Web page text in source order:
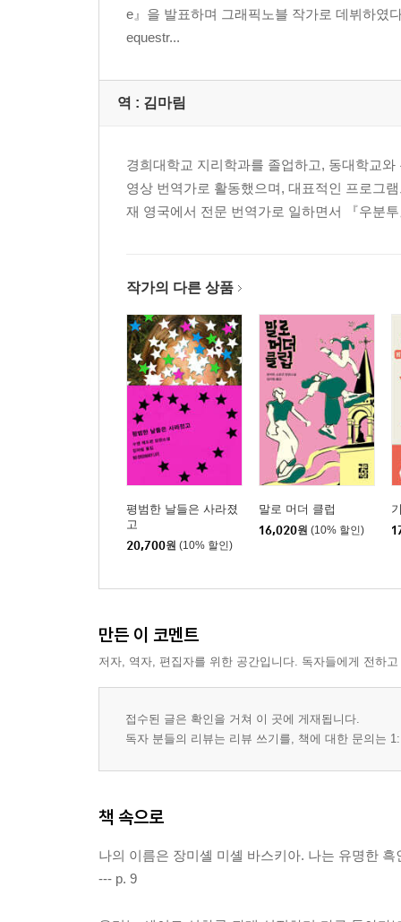
e』을 발표하며 그래픽노블 작가로 데뷔하였
equestr...
역 : 김마림
경희대학교 지리학과를 졸업하고, 동대학교
영상 번역가로 활동했으며, 대표적인 프로그
재 영국에서 전문 번역가로 일하면서 『우분
작가의 다른 상품
평범한 날들은 사라졌
고
20,700원 (10% 할인)
말로 머더 클럽
16,020원 (10% 할인)
만든 이 코멘트
저자, 역자, 편집자를 위한 공간입니다. 독자들에게 전하
접수된 글은 확인을 거쳐 이 곳에 게재됩니다.
독자 분들의 리뷰는 리뷰 쓰기를, 책에 대한 문의는
책 속으로
나의 이름은 장미셸 미셸 바스키아. 나는 유명한 흑
--- p. 9